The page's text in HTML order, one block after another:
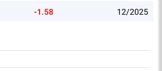
12/2025
-1.58